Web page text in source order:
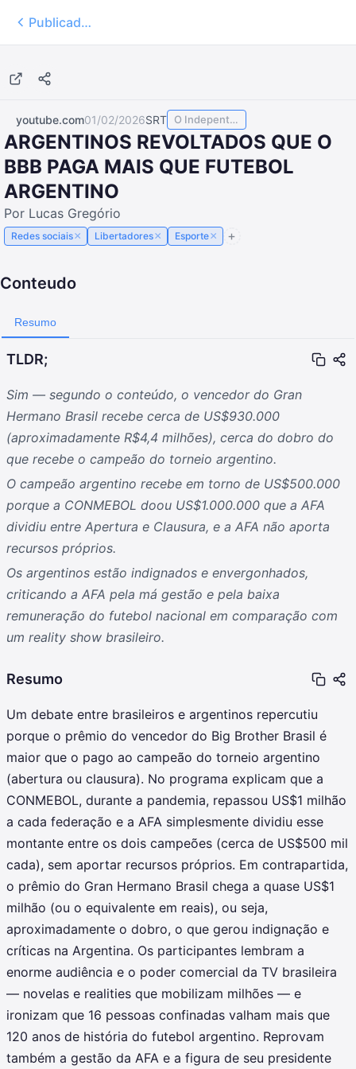
Publicados
youtube.com01/02/2026SRT O Indepente Esportes
ARGENTINOS REVOLTADOS QUE O
BBB PAGA MAIS QUE FUTEBOL
ARGENTINO
Por Lucas Gregório
Redes sociais× Libertadores× Esporte×
Conteudo
Resumo
TLDR;
Sim — segundo o conteúdo, o vencedor do Gran
Hermano Brasil recebe cerca de US$930.000
(aproximadamente R$4,4 milhões), cerca do dobro do
que recebe o campeão do torneio argentino.
O campeão argentino recebe em torno de US$500.000
porque a CONMEBOL doou US$1.000.000 que a AFA
dividiu entre Apertura e Clausura, e a AFA não aporta
recursos próprios.
Os argentinos estão indignados e envergonhados,
criticando a AFA pela má gestão e pela baixa
remuneração do futebol nacional em comparação com
um reality show brasileiro.
Resumo
Um debate entre brasileiros e argentinos repercutiu
porque o prêmio do vencedor do Big Brother Brasil é
maior que o pago ao campeão do torneio argentino
(abertura ou clausura). No programa explicam que a
CONMEBOL, durante a pandemia, repassou US$1 milhão
a cada federação e a AFA simplesmente dividiu esse
montante entre os dois campeões (cerca de US$500 mil
cada), sem aportar recursos próprios. Em contrapartida,
o prêmio do Gran Hermano Brasil chega a quase US$1
milhão (ou o equivalente em reais), ou seja,
aproximadamente o dobro, o que gerou indignação e
críticas na Argentina. Os participantes lembram a
enorme audiência e o poder comercial da TV brasileira
— novelas e realities que mobilizam milhões — e
ironizam que 16 pessoas confinadas valham mais que
120 anos de história do futebol argentino. Reprovam
também a gestão da AFA e a figura de seu presidente